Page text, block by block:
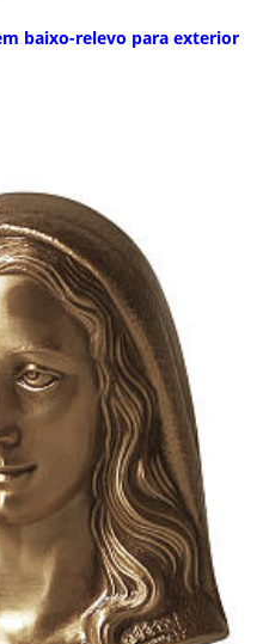
baixo-relevo para exterior